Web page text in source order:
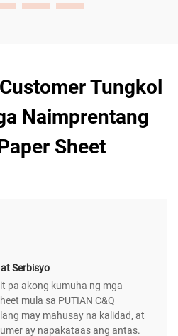
Tungkol
Naimprentang
Sheet
Serbisyo
pa akong kumuha ng mga
mula sa PUTIAN C&Q
may mahusay na kalidad, at
ay napakataas ang antas.